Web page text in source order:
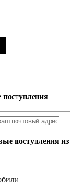
поступления из